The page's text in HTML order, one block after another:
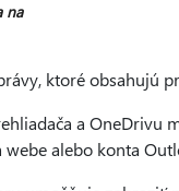
na
ktoré obsahujú
a OneDrivu
alebo konta